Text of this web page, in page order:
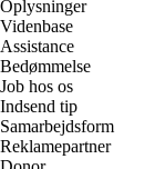
Oplysninger
Videnbase
Assistance
Bedømmelse
Job hos os
Indsend tip
Samarbejdsform
Reklamepartner